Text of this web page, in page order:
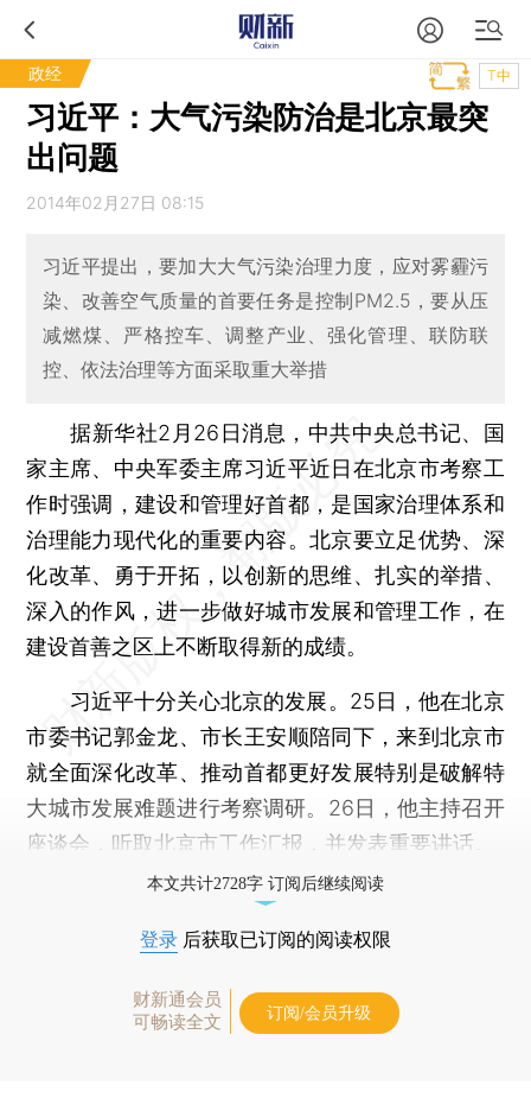
政经 T中
习近平：大气污染防治是北京最突
出问题
2014年02月27日 08:15
习近平提出，要加大大气污染治理力度，应对雾霾污
染、改善空气质量的首要任务是控制PM2.5，要从压
减燃煤、严格控车、调整产业、强化管理、联防联
控、依法治理等方面采取重大举措
据新华社2月26日消息，中共中央总书记、国
家主席、中央军委主席习近平近日在北京市考察工
作时强调，建设和管理好首都，是国家治理体系和
治理能力现代化的重要内容。北京要立足优势、深
化改革、勇于开拓，以创新的思维、扎实的举措、
深入的作风，进一步做好城市发展和管理工作，在
建设首善之区上不断取得新的成绩。
习近平十分关心北京的发展。25日，他在北京
市委书记郭金龙、市长王安顺陪同下，来到北京市
就全面深化改革、推动首都更好发展特别是破解特
大城市发展难题进行考察调研。26日，他主持召开
座谈会，听取北京市工作汇报，并发表重要讲话。
本文共计2728字 订阅后继续阅读
登录 后获取已订阅的阅读权限
财新通会员
可畅读全文
订阅/会员升级